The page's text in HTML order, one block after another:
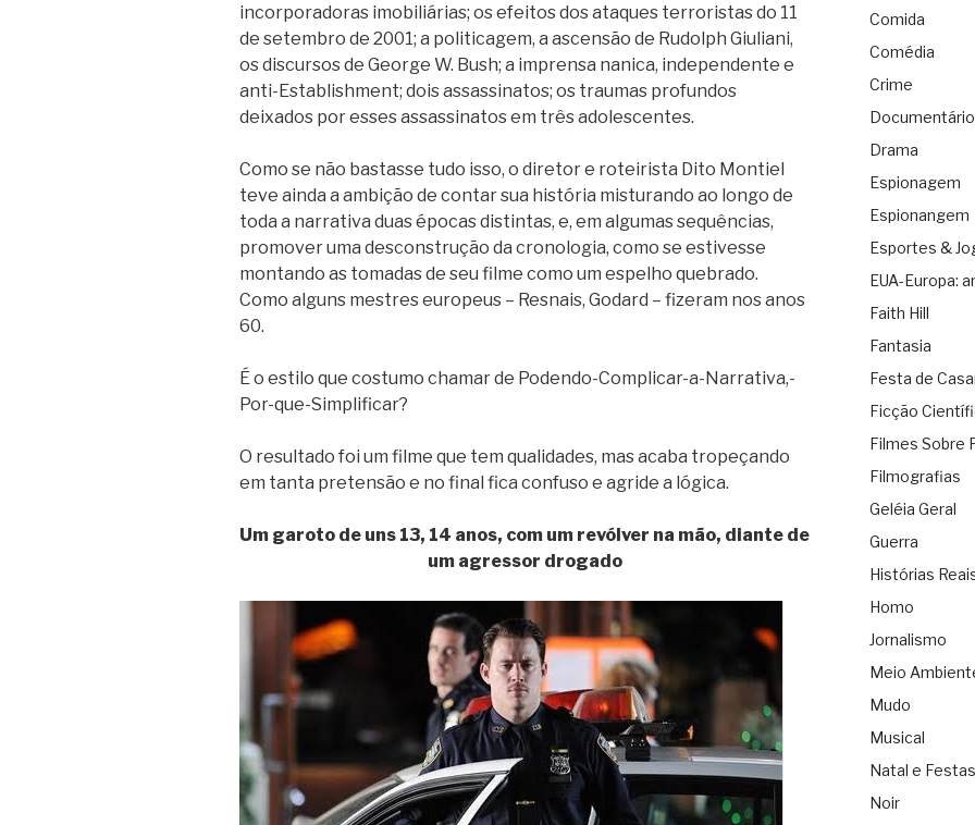
incorporadoras imobiliárias; os efeitos dos ataques terroristas do 11
de setembro de 2001; a politicagem, a ascensão de Rudolph Giuliani,
os discursos de George W. Bush; a imprensa nanica, independente e
anti-Establishment; dois assassinatos; os traumas profundos
deixados por esses assassinatos em três adolescentes.
Como se não bastasse tudo isso, o diretor e roteirista Dito Montiel
teve ainda a ambição de contar sua história misturando ao longo de
toda a narrativa duas épocas distintas, e, em algumas sequências,
promover uma desconstrução da cronologia, como se estivesse
montando as tomadas de seu filme como um espelho quebrado.
Como alguns mestres europeus – Resnais, Godard – fizeram nos anos
60.
É o estilo que costumo chamar de Podendo-Complicar-a-Narrativa,-
Por-que-Simplificar?
O resultado foi um filme que tem qualidades, mas acaba tropeçando
em tanta pretensão e no final fica confuso e agride a lógica.
Um garoto de uns 13, 14 anos, com um revólver na mão, diante de
um agressor drogado
Comida
Comédia
Crime
Documentário
Drama
Espionagem
Espionangem
Esportes &
EUA-Europa:
Faith Hill
Fantasia
Festa de
Ficção
Filmes Sobre
Filmografias
Geléia Geral
Guerra
Histórias
Homo
Jornalismo
Meio
Mudo
Musical
Natal e Festas
Noir